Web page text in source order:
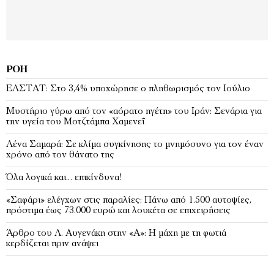
ΡΟΉ
EΛΣΤΑΤ: Στο 3,4% υποχώρησε ο πληθωρισμός τον Ιούλιο
Μυστήριο γύρω από τον «αόρατο ηγέτη» του Ιράν: Σενάρια για
την υγεία του Μοτζτάμπα Χαμενεΐ
Λένα Σαμαρά: Σε κλίμα συγκίνησης το μνημόσυνο για τον έναν
χρόνο από τον θάνατο της
Όλα λογικά και… επικίνδυνα!
«Σαφάρι» ελέγχων στις παραλίες: Πάνω από 1.500 αυτοψίες,
πρόστιμα έως 73.000 ευρώ και λουκέτα σε επιχειρήσεις
Άρθρο του Λ. Αυγενάκη στην «Α»: Η μάχη με τη φωτιά
κερδίζεται πριν ανάψει